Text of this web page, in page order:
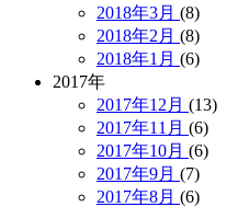
2018年3月 (8)
2018年2月 (8)
2018年1月 (6)
2017年
2017年12月 (13)
2017年11月 (6)
2017年10月 (6)
2017年9月 (7)
2017年8月 (6)